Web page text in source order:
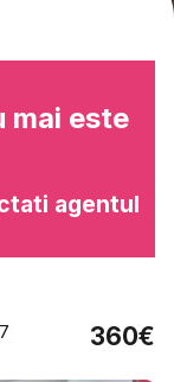
mai este
agentul
360€